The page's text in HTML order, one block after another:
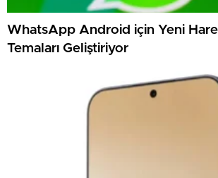
WhatsApp Android için Yeni
Temaları Geliştiriyor